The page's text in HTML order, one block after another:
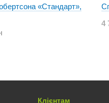
«Стандарт»,
4
Клієнтам